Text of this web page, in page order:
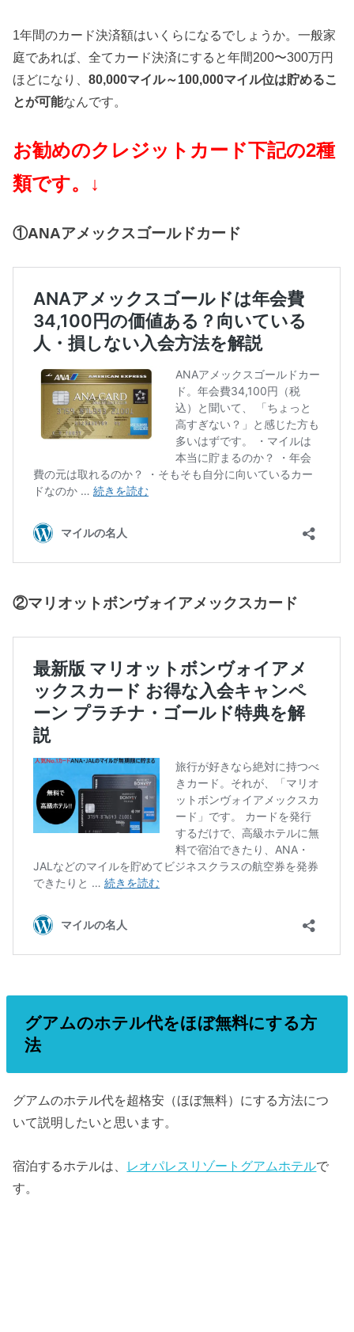
1年間のカード決済額はいくらになるでしょうか。一般家
庭であれば、全てカード決済にすると年間200〜300万円
ほどになり、80,000マイル～100,000マイル位は貯めるこ
とが可能なんです。
お勧めのクレジットカード下記の2種
類です。↓
①ANAアメックスゴールドカード
②マリオットボンヴォイアメックスカード
グアムのホテル代をほぼ無料にする方
法
グアムのホテル代を超格安（ほぼ無料）にする方法につ
いて説明したいと思います。
宿泊するホテルは、 レオパレスリゾートグアムホテルで
す。